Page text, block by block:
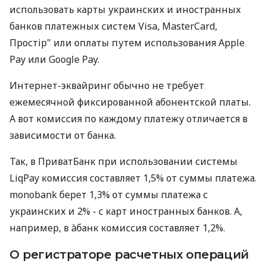
использовать карты украинских и иностранных
банков платежных систем Visa, MasterCard,
Простір" или оплаты путем использования Apple
Pay или Google Pay.
Интернет-эквайринг обычно не требует
ежемесячной фиксированной абонентской платы.
А вот комиссия по каждому платежу отличается в
зависимости от банка.
Так, в ПриватБанк при использовании системы
LiqPay комиссия составляет 1,5% от суммы платежа.
monobank берет 1,3% от суммы платежа с
украинских и 2% - с карт иностранных банков. А,
например, в àбанк комиссия составляет 1,2%.
О регистраторе расчетных операций